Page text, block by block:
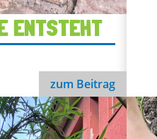
ENTSTEHT
zum Beitrag